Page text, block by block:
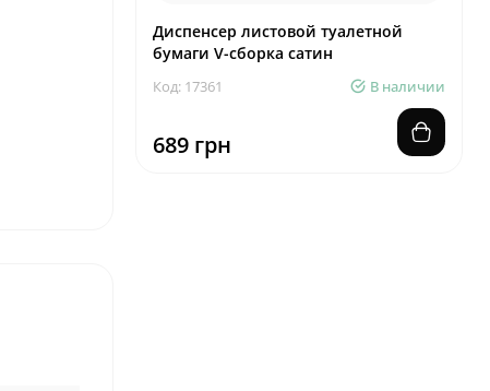
Диспенсер листовой туалетной
бумаги V-сборка сатин
Код: 17361 В наличии
689 грн